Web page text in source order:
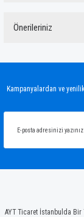
Önerileriniz
Ürün açıklamasında
Kampanyalardan ve
AYT Ticaret İstanbulda Bir